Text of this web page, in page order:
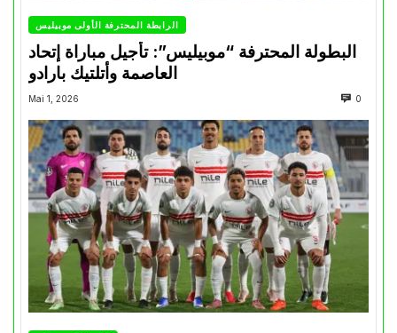
الرابطة المحترفة الأولى موبيليس
البطولة المحترفة “موبيليس”: تأجيل مباراة إتحاد
العاصمة وأتلتيك بارادو
Mai 1, 2026 0